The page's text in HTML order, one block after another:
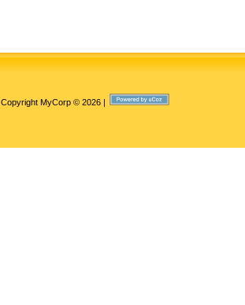
Copyright MyCorp © 2026|